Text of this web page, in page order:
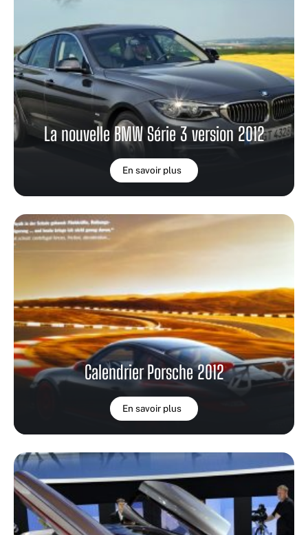
La nouvelle BMW Série 3 version 2012
En savoir plus
Calendrier Porsche 2012
En savoir plus